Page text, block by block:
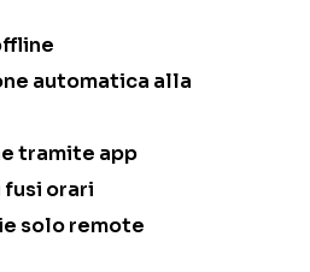
automatica alla
tramite app
fusi orari
solo remote